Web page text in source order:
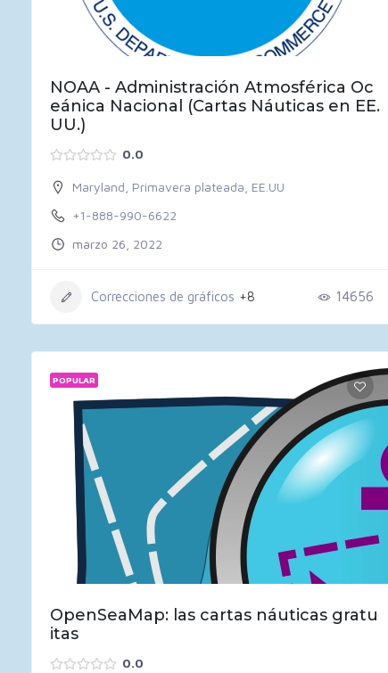
NOAA - Administración Atmosférica Oc
eánica Nacional (Cartas Náuticas en EE.
UU.)
0.0
Maryland Primavera plateada EE.UU
+1-888-990-6622
marzo 26, 2022
Correcciones de gráficos +8 14656
POPULAR
OpenSeaMap: las cartas náuticas gratu
itas
0.0